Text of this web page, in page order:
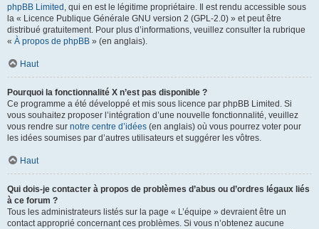
phpBB Limited , qui en est le légitime propriétaire. Il est rendu accessible sous
la « Licence Publique Générale GNU version 2 (GPL-2.0) » et peut être
distribué gratuitement. Pour plus d’informations, veuillez consulter la rubrique
« À propos de phpBB » (en anglais).
Haut
Pourquoi la fonctionnalité X n’est pas disponible ?
Ce programme a été développé et mis sous licence par phpBB Limited. Si
vous souhaitez proposer l’intégration d’une nouvelle fonctionnalité, veuillez
vous rendre sur notre centre d’idées (en anglais) où vous pourrez voter pour
les idées soumises par d’autres utilisateurs et suggérer les vôtres.
Haut
Qui dois-je contacter à propos de problèmes d’abus ou d’ordres légaux liés
à ce forum ?
Tous les administrateurs listés sur la page « L’équipe » devraient être un
contact approprié concernant ces problèmes. Si vous n’obtenez aucune